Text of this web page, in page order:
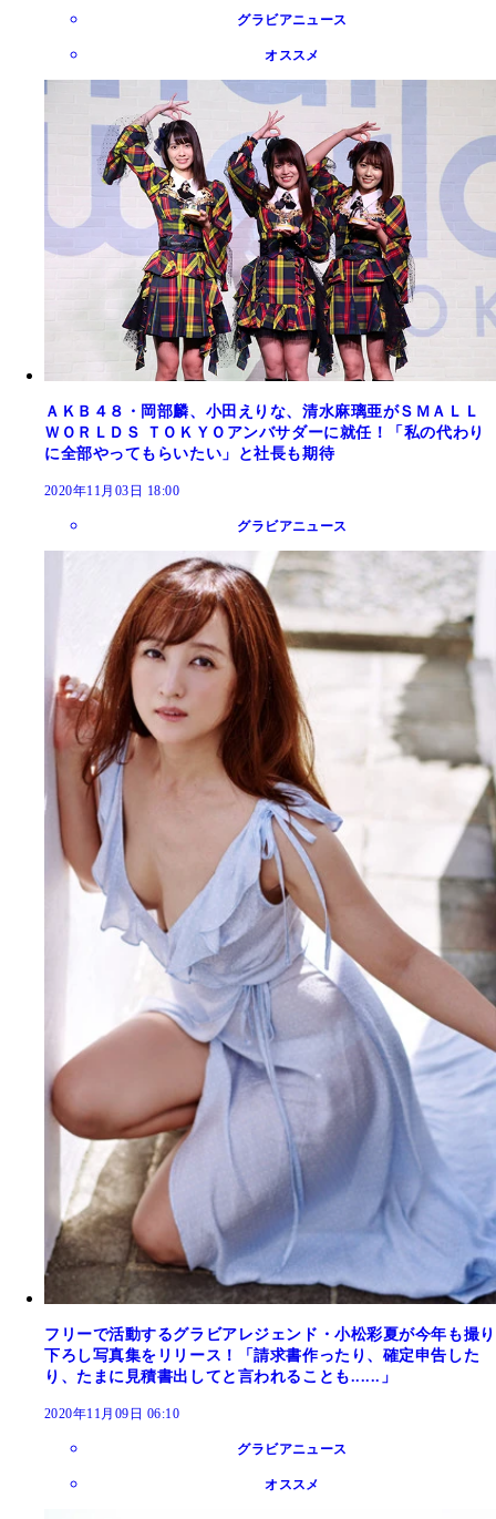
グラビアニュース
オススメ
ＡＫＢ４８・岡部麟、小田えりな、清水麻璃亜がＳＭＡＬＬ
ＷＯＲＬＤＳ ＴＯＫＹＯアンバサダーに就任！「私の代わり
に全部やってもらいたい」と社長も期待
2020年11月03日 18:00
グラビアニュース
フリーで活動するグラビアレジェンド・小松彩夏が今年も撮り
下ろし写真集をリリース！「請求書作ったり、確定申告した
り、たまに見積書出してと言われることも......」
2020年11月09日 06:10
グラビアニュース
オススメ